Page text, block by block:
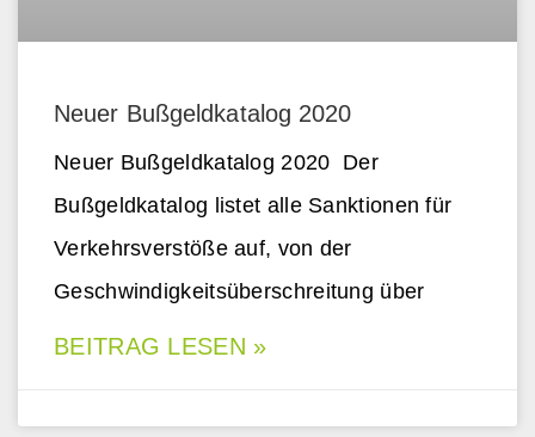
Neuer Bußgeldkatalog 2020
Neuer Bußgeldkatalog 2020 Der
Bußgeldkatalog listet alle Sanktionen für
Verkehrsverstöße auf, von der
Geschwindigkeitsüberschreitung über
BEITRAG LESEN »